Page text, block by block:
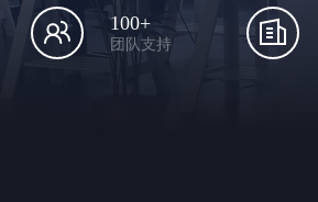
100+
团队支持